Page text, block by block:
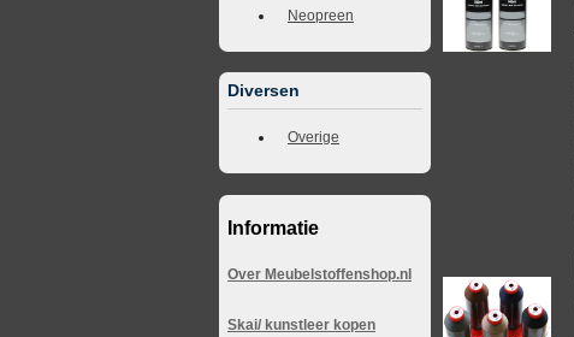
Neopreen
Diversen
Overige
Informatie
Over Meubelstoffenshop.nl
Skai/ kunstleer kopen